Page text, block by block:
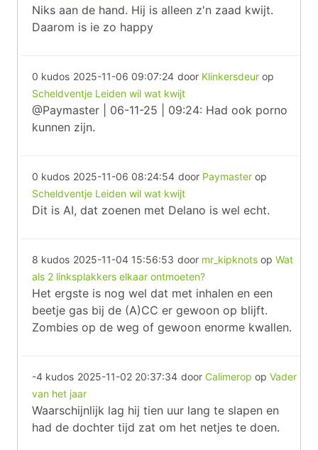
Niks aan de hand. Hij is alleen z'n zaad kwijt.
Daarom is ie zo happy
0 kudos 2025-11-06 09:07:24 door Klinkersdeur op
Scheldventje Leiden wil wat kwijt
@Paymaster | 06-11-25 | 09:24: Had ook porno
kunnen zijn.
0 kudos 2025-11-06 08:24:54 door Paymaster op
Scheldventje Leiden wil wat kwijt
Dit is AI, dat zoenen met Delano is wel echt.
8 kudos 2025-11-04 15:56:53 door mr_kipknots op Wat
als 2 linksplakkers elkaar ontmoeten?
Het ergste is nog wel dat met inhalen en een
beetje gas bij de (A)CC er gewoon op blijft.
Zombies op de weg of gewoon enorme kwallen.
-4 kudos 2025-11-02 20:37:34 door Calimerop op Vader
van het jaar
Waarschijnlijk lag hij tien uur lang te slapen en
had de dochter tijd zat om het netjes te doen.